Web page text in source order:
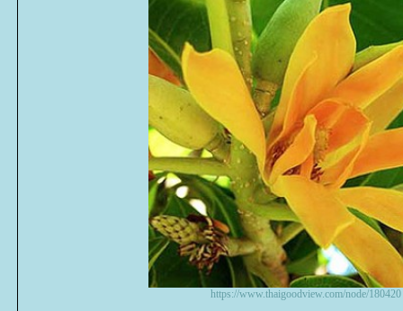
https://www.thaigoodview.com/node/180420